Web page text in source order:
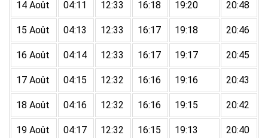
14 Août 04:11 12:33 16:18 19:20 20:48
15 Août 04:13 12:33 16:17 19:18 20:46
16 Août 04:14 12:33 16:17 19:17 20:45
17 Août 04:15 12:32 16:16 19:16 20:43
18 Août 04:16 12:32 16:16 19:15 20:42
19 Août 04:17 12:32 16:15 19:13 20:40